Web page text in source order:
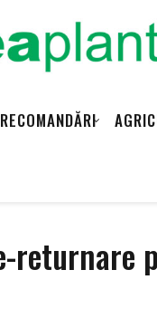
RECOMANDĂRI
returnare